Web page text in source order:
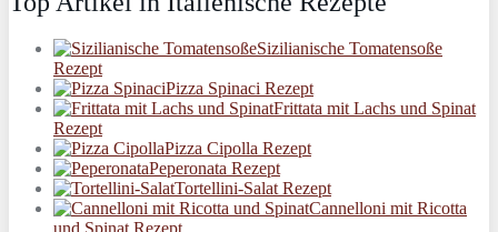
Sizilianische Tomatensoße
Rezept
Pizza Spinaci Rezept
Frittata mit Lachs und Spinat
Rezept
Pizza Cipolla Rezept
Peperonata Rezept
Tortellini-Salat Rezept
Cannelloni mit Ricotta